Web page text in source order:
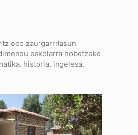
edo zaurgarritasun
eskolarra hobetzeko
historia, ingelesa,